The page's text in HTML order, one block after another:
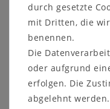
Tischhöhe: 76
Beinfreiheit:
Variante mit
mit 60 cm
140/
durch gesetzte
mit Dritten, die
benennen.
Die
oder aufgrund
erfolgen. Die
abgelehnt